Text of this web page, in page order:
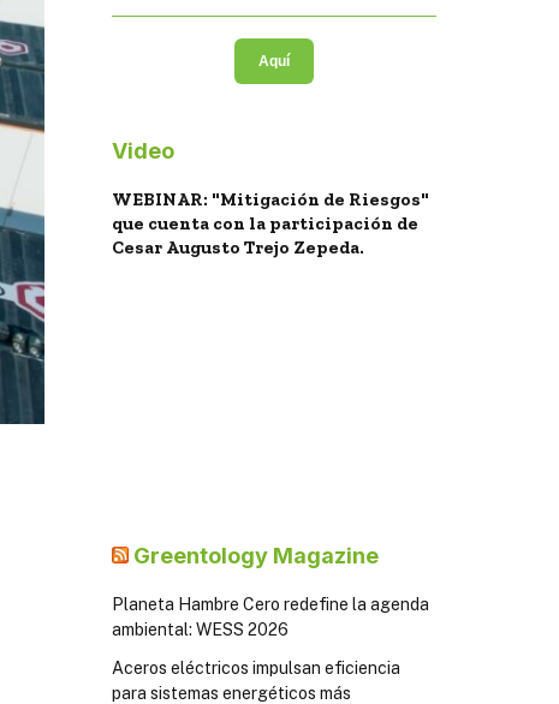
Aquí
Video
WEBINAR: "Mitigación de Riesgos"
que cuenta con la participación de
Cesar Augusto Trejo Zepeda.
Greentology Magazine
Planeta Hambre Cero redefine la agenda
ambiental: WESS 2026
Aceros eléctricos impulsan eficiencia
para sistemas energéticos más